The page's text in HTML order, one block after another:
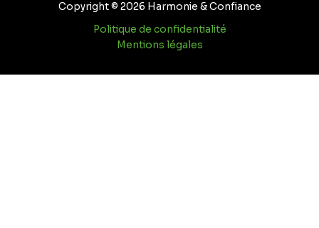
Copyright © 2026 Harmonie & Confiance
Politique de confidentialité
Mentions légales